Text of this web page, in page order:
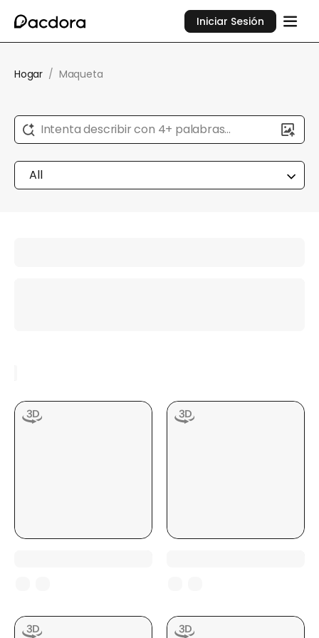
Iniciar Sesión
Hogar / Maqueta
Intenta describir con 4+ palabras...
All